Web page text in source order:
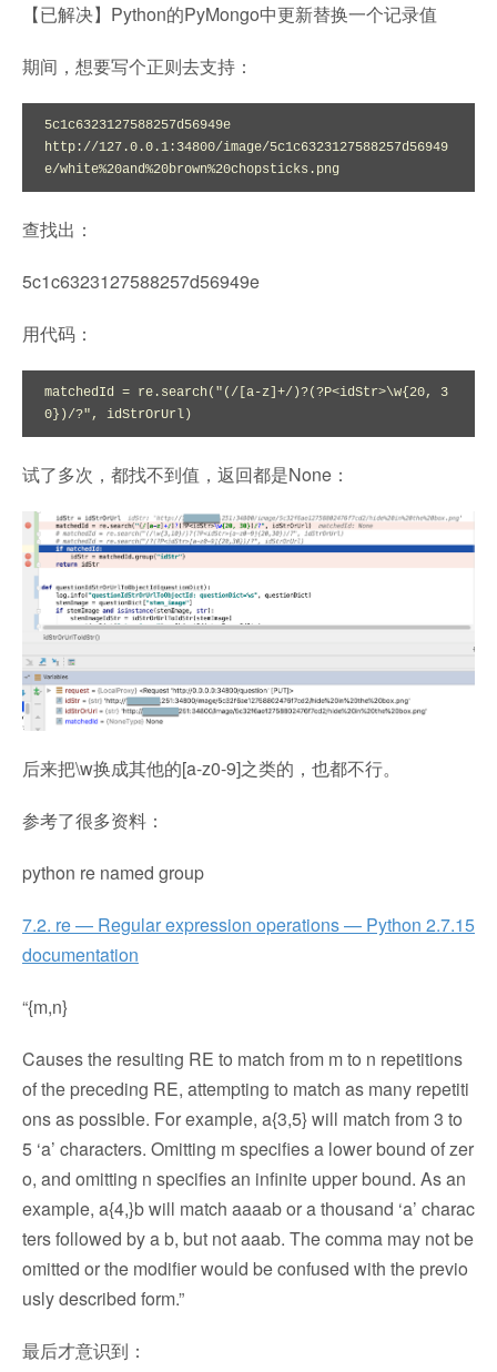
【已解决】Python的PyMongo中更新替换一个记录值
期间，想要写个正则去支持：
5c1c6323127588257d56949e
http://127.0.0.1:34800/image/5c1c6323127588257d56949
e/white%20and%20brown%20chopsticks.png
查找出：
5c1c6323127588257d56949e
用代码：
matchedId = re.search("(/[a-z]+/)?(?P<idStr>\w{20, 3
0})/?", idStrOrUrl)
试了多次，都找不到值，返回都是None：
后来把\w换成其他的[a-z0-9]之类的，也都不行。
参考了很多资料：
python re named group
7.2. re — Regular expression operations — Python 2.7.15
documentation
“{m,n}
Causes the resulting RE to match from m to n repetitions
of the preceding RE, attempting to match as many repetiti
ons as possible. For example, a{3,5} will match from 3 to
5 ‘a’ characters. Omitting m specifies a lower bound of zer
o, and omitting n specifies an infinite upper bound. As an
example, a{4,}b will match aaaab or a thousand ‘a’ charac
ters followed by a b, but not aaab. The comma may not be
omitted or the modifier would be confused with the previo
usly described form.”
最后才意识到：